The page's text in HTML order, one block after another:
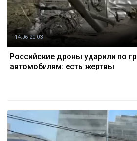
14.06 20:03
Российские дроны ударили по
автомобилям: есть жертвы